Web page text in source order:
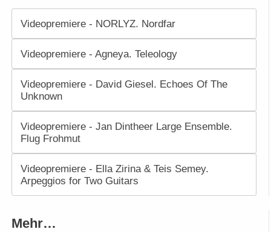
Videopremiere - NORLYZ. Nordfar
Videopremiere - Agneya. Teleology
Videopremiere - David Giesel. Echoes Of The
Unknown
Videopremiere - Jan Dintheer Large Ensemble.
Flug Frohmut
Videopremiere - Ella Zirina & Teis Semey.
Arpeggios for Two Guitars
Mehr…